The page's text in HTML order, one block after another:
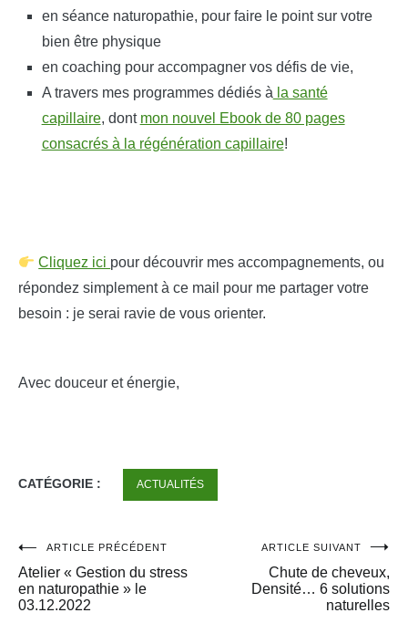
en séance naturopathie, pour faire le point sur votre
bien être physique
en coaching pour accompagner vos défis de vie,
A travers mes programmes dédiés à la santé
capillaire, dont mon nouvel Ebook de 80 pages
consacrés à la régénération capillaire!
Cliquez ici pour découvrir mes accompagnements, ou
répondez simplement à ce mail pour me partager votre
besoin : je serai ravie de vous orienter.
Avec douceur et énergie,
CATÉGORIE : ACTUALITÉS
Navigation
de
ARTICLE PRÉCÉDENT
Atelier « Gestion du stress
en naturopathie » le
03.12.2022
ARTICLE SUIVANT
Chute de cheveux,
Densité… 6 solutions
naturelles